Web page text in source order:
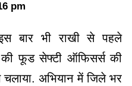
pm
बार भी राखी से पहले
की फूड सेफ्टी ऑफिसर्स की
चलाया. अभियान में जिले भर